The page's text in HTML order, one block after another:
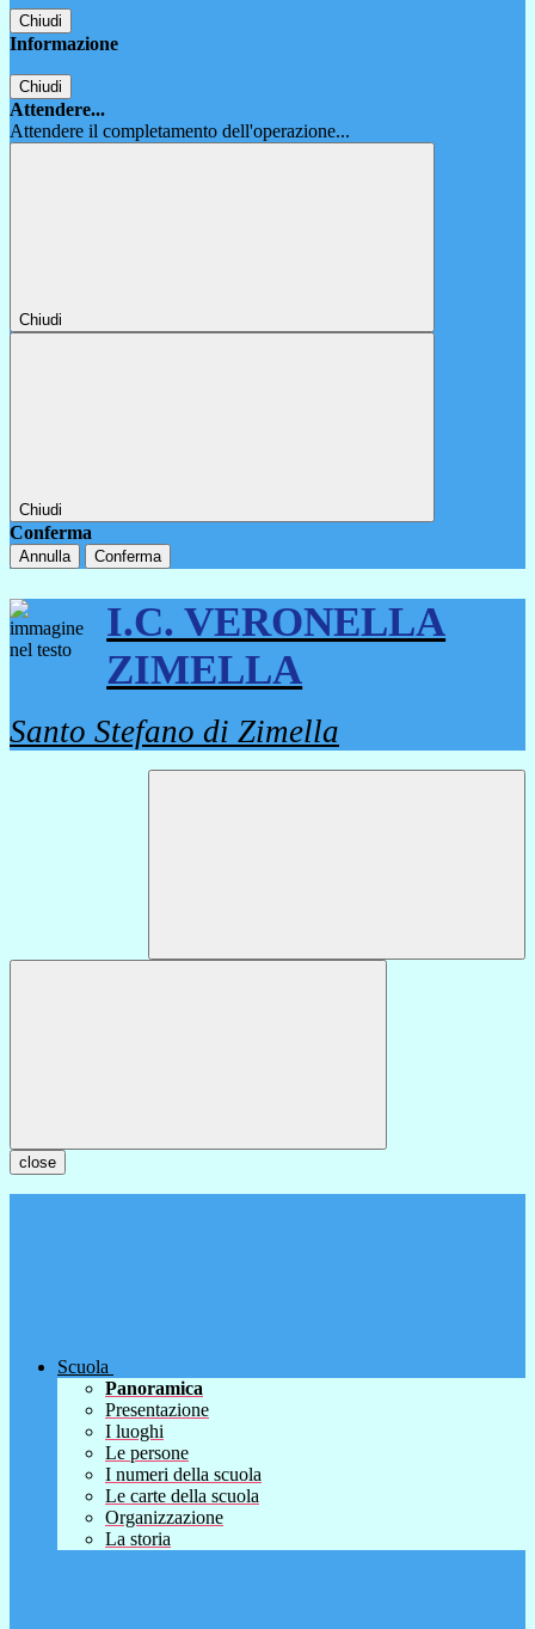
Chiudi
Informazione
Chiudi
Attendere...
Attendere il completamento dell'operazione...
Chiudi
Chiudi
Conferma
Annulla Conferma
I.C. VERONELLA
ZIMELLA
Santo Stefano di Zimella
close
Scuola
Panoramica
Presentazione
I luoghi
Le persone
I numeri della scuola
Le carte della scuola
Organizzazione
La storia